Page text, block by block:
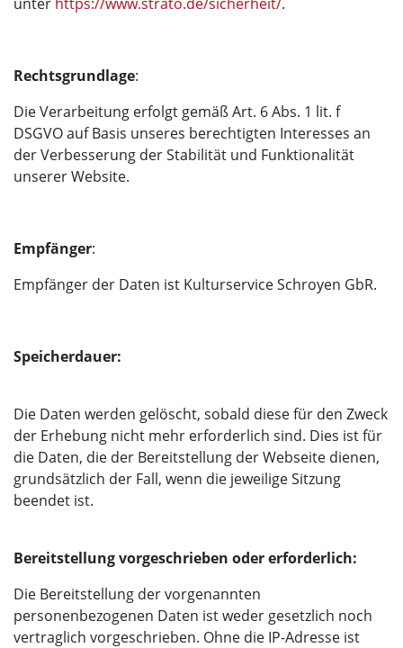
Rechtsgrundlage:
Die Verarbeitung erfolgt gemäß Art. 6 Abs. 1 lit. f
DSGVO auf Basis unseres berechtigten Interesses an
der Verbesserung der Stabilität und Funktionalität
unserer Website.
Empfänger:
Empfänger der Daten ist Kulturservice Schroyen GbR.
Speicherdauer:
Die Daten werden gelöscht, sobald diese für den Zweck
der Erhebung nicht mehr erforderlich sind. Dies ist für
die Daten, die der Bereitstellung der Webseite dienen,
grundsätzlich der Fall, wenn die jeweilige Sitzung
beendet ist.
Bereitstellung vorgeschrieben oder erforderlich:
Die Bereitstellung der vorgenannten
personenbezogenen Daten ist weder gesetzlich noch
vertraglich vorgeschrieben. Ohne die IP-Adresse ist